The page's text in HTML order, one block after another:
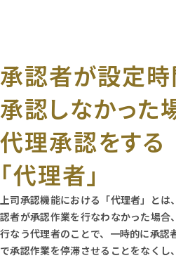
承認者が設定
承認しなかった
代理承認をする
「代理者」
上司承認機能における「代理者」と
認者が承認作業を行なわなかった場合
行なう代理者のことで、一時的に承認
で承認作業を停滞させることをなくし